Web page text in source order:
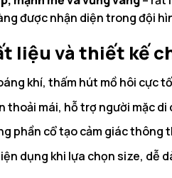
được nhận diện trong đội
liệu và thiết kế
khí, thấm hút mồ hôi cực
thoải mái, hỗ trợ người mặc
phần cổ tạo cảm giác thông
dụng khi lựa chọn size, dễ